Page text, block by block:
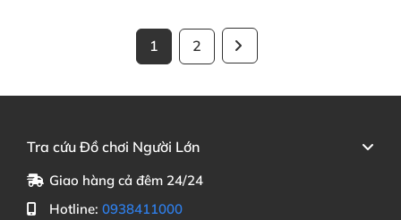
1 2
Tra cứu Đồ chơi Người Lớn
Giao hàng cả đêm 24/24
Hotline: 0938411000